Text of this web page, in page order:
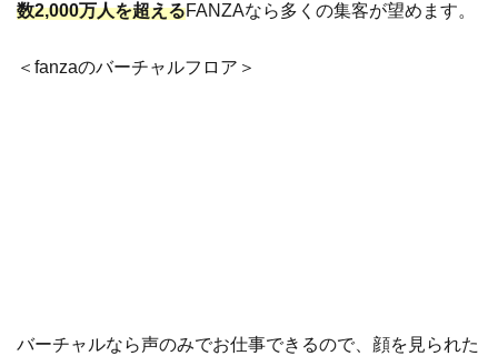
数2,000万人を超えるFANZAなら多くの集客が望めます。
＜fanzaのバーチャルフロア＞
バーチャルなら声のみでお仕事できるので、顔を見られた